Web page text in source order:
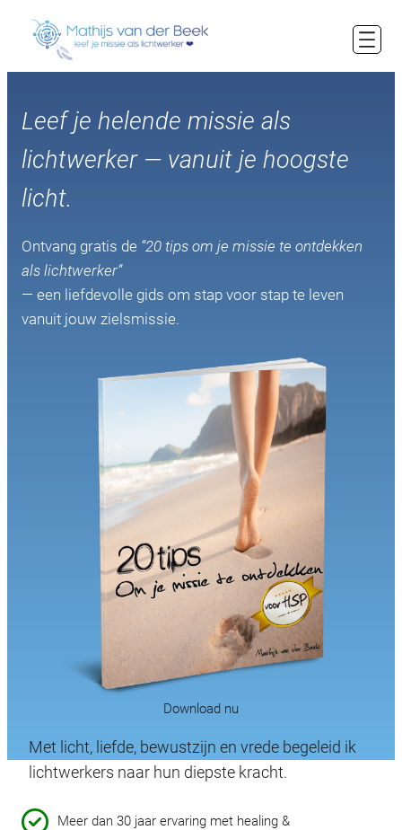
Leef je helende missie als
lichtwerker — vanuit je hoogste
licht.
Ontvang gratis de “20 tips om je missie te ontdekken
als lichtwerker”
— een liefdevolle gids om stap voor stap te leven
vanuit jouw zielsmissie.
Download nu
Met licht, liefde, bewustzijn en vrede begeleid ik
lichtwerkers naar hun diepste kracht.
Meer dan 30 jaar ervaring met healing &